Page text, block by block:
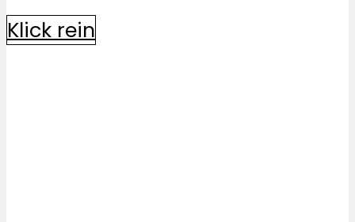
Klick rein